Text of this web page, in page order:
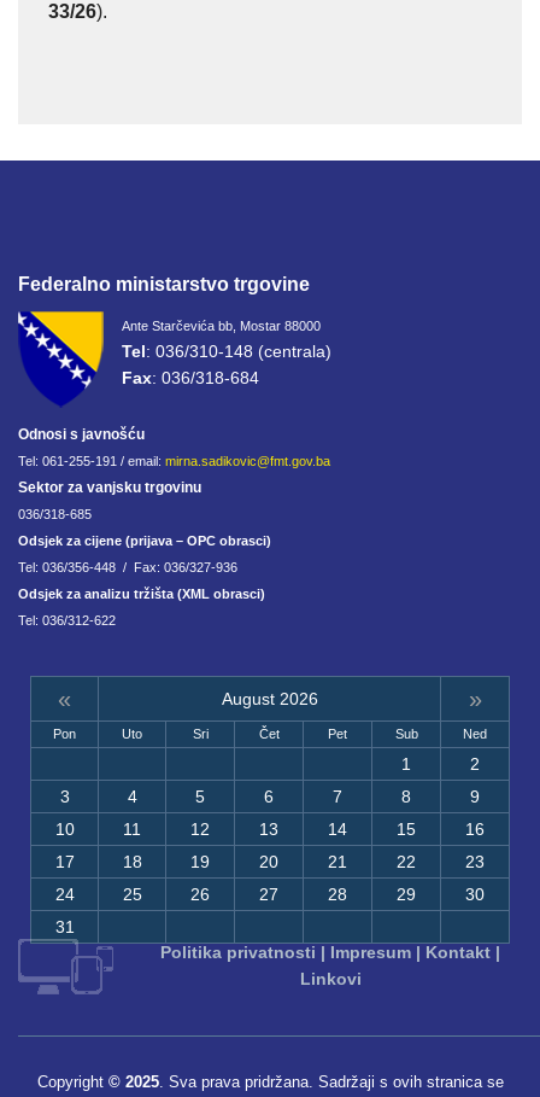
33/26).
Federalno ministarstvo trgovine
Ante Starčevića bb, Mostar 88000
Tel: 036/310-148 (centrala)
Fax: 036/318-684
Odnosi s javnošću
Tel: 061-255-191 / email: mirna.sadikovic@fmt.gov.ba
Sektor za vanjsku trgovinu
036/318-685
Odsjek za cijene (prijava – OPC obrasci)
Tel: 036/356-448 / Fax: 036/327-936
Odsjek za analizu tržišta (XML obrasci)
Tel: 036/312-622
« August 2026 »
Pon Uto Sri Čet Pet Sub Ned
1
2
3
4 5 6 7 8
9
10
11 12 13 14 15
16
17
18 19 20 21 22
23
24
25 26 27 28 29
30
31
Politika privatnosti | Impresum | Kontakt |
Linkovi
Copyright © 2025. Sva prava pridržana. Sadržaji s ovih stranica se